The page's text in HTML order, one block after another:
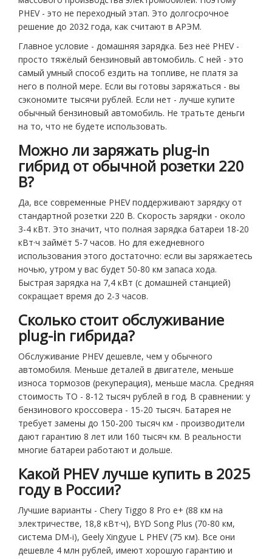
PHEV - это не переходный этап. Это долгосрочное
решение до 2032 года, как считают в АРЭМ.
Главное условие - домашняя зарядка. Без неё PHEV -
просто тяжёлый бензиновый автомобиль. С ней - это
самый умный способ ездить на топливе, не платя за
него в полной мере. Если вы готовы заряжаться - вы
сэкономите тысячи рублей. Если нет - лучше купите
обычный бензиновый автомобиль. Не тратьте деньги
на то, что не будете использовать.
Можно ли заряжать plug-in
гибрид от обычной розетки 220
В?
Да, все современные PHEV поддерживают зарядку от
стандартной розетки 220 В. Скорость зарядки - около
3-4 кВт. Это значит, что полная зарядка батареи 18-20
кВт·ч займёт 5-7 часов. Но для ежедневного
использования этого достаточно: если вы заряжаетесь
ночью, утром у вас будет 50-80 км запаса хода.
Быстрая зарядка на 7,4 кВт (с домашней станцией)
сокращает время до 2-3 часов.
Сколько стоит обслуживание
plug-in гибрида?
Обслуживание PHEV дешевле, чем у обычного
автомобиля. Меньше деталей в двигателе, меньше
износа тормозов (рекуперация), меньше масла. Средняя
стоимость ТО - 8-12 тысяч рублей в год. В сравнении: у
бензинового кроссовера - 15-20 тысяч. Батарея не
требует замены до 150-200 тысяч км - производители
дают гарантию 8 лет или 160 тысяч км. В реальности
многие батареи работают и дольше.
Какой PHEV лучше купить в 2025
году в России?
Лучшие варианты - Chery Tiggo 8 Pro e+ (88 км на
электричестве, 18,8 кВт·ч), BYD Song Plus (70-80 км,
система DM-i), Geely Xingyue L PHEV (75 км). Все они
дешевле 4 млн рублей, имеют хорошую гарантию и